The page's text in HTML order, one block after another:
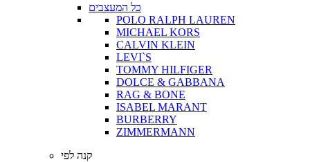
כל המעצבים
POLO RALPH LAUREN
MICHAEL KORS
CALVIN KLEIN
LEVI`S
TOMMY HILFIGER
DOLCE & GABBANA
RAG & BONE
ISABEL MARANT
BURBERRY
ZIMMERMANN
קנה לפי